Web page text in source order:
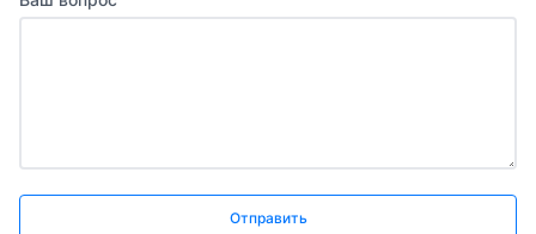
Отправить